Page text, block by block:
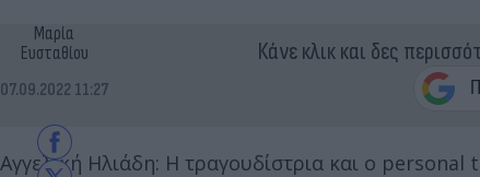
Μαρία
Ευσταθίου
07.09.2022 11:27
Κάνε κλικ και δες
Αγγελική Ηλιάδη: Η τραγουδίστρια και ο